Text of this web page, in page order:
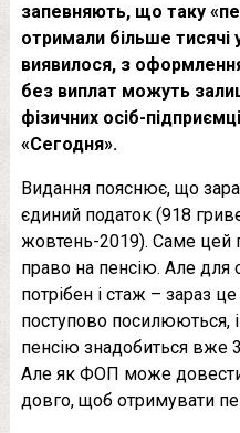
запевняють, що таку
отримали більше тисячі
виявилося, з
без виплат можуть
фізичних осіб-
«Сегодня».
Видання пояснює, що
єдиний податок (918
жовтень-2019). Саме цей
право на пенсію. Але
потрібен і стаж – зараз
поступово посилюються,
пенсію знадобиться вже
Але як ФОП може
довго, щоб отримувати